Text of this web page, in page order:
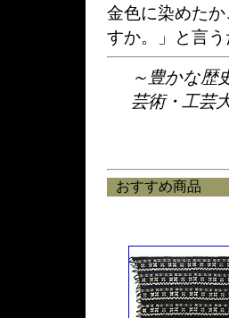
金色に染めた
すか。」と言
～豊かな歴
芸術・工芸
おすすめ商品